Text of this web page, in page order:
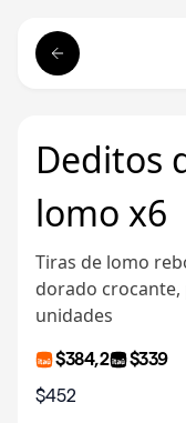
Deditos
lomo x6
Tiras de lomo
dorado crocante,
unidades
$384,2 $339
$452